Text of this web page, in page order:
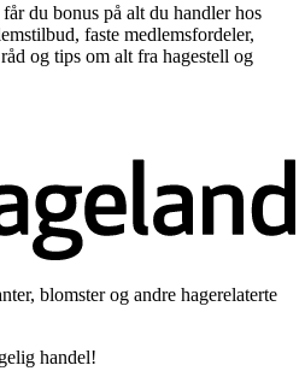
du bonus på alt du handler hos
faste medlemsfordeler,
og tips om alt fra hagestell og
blomster og andre hagerelaterte
handel!